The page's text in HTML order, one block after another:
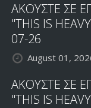
ΑΚΟΥΣΤΕ ΣΕ
"THIS IS
07-26
August 01,
ΑΚΟΥΣΤΕ ΣΕ
"THIS IS